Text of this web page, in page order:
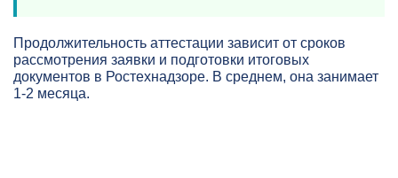
Продолжительность аттестации зависит от сроков
рассмотрения заявки и подготовки итоговых
документов в Ростехнадзоре. В среднем, она занимает
1-2 месяца.